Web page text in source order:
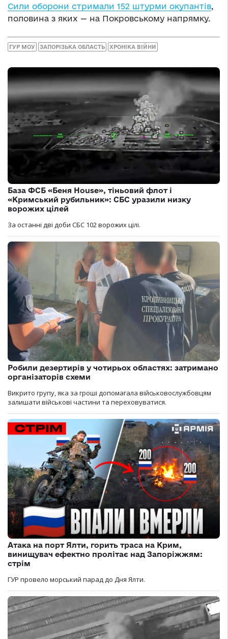
Сили оборони стримали 152 штурми окупантів,
половина з яких — на Покровському напрямку.
ГУР МОУ ЗАПОРІЗЬКА ОБЛАСТЬ ХРОНІКА ВІЙНИ
База ФСБ «Беня House», тіньовий флот і
«Кримський рубильник»: СБС уразили низку
ворожих цілей
За останні дві доби СБС 102 ворожих цілі.
Робили дезертирів у чотирьох областях: затримано
організаторів схеми
Викрито групу, яка за гроші допомагала військовослужбовцям
залишати військові частини та переховуватися.
Атака на порт Ялти, горить траса на Крим,
винищувач ефектно пролітає над Запоріжжям:
стрім
ГУР провело морський парад до Дня Ялти.